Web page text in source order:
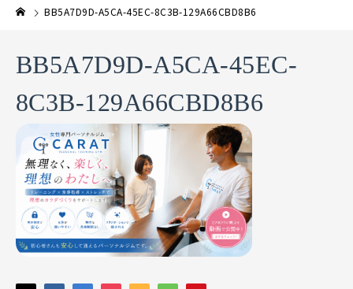
BB5A7D9D-A5CA-45EC-8C3B-129A66CBD8B6
BB5A7D9D-A5CA-45EC-
8C3B-129A66CBD8B6